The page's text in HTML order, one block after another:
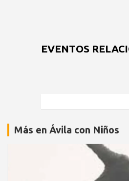
EVENTOS
Más en Ávila con Niños